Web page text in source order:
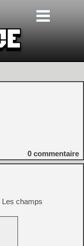
0 commentaire
Les champs